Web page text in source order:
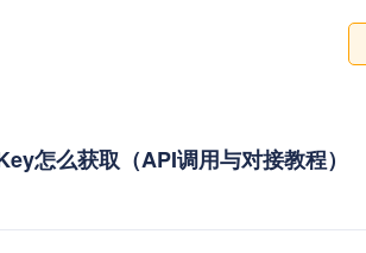
怎么获取（API调用与对接教程）